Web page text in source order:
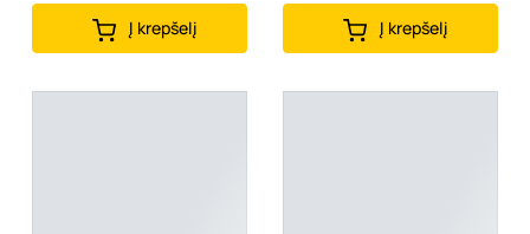
Į krepšelį Į krepšelį